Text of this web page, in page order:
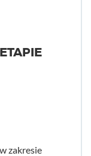
zakresie